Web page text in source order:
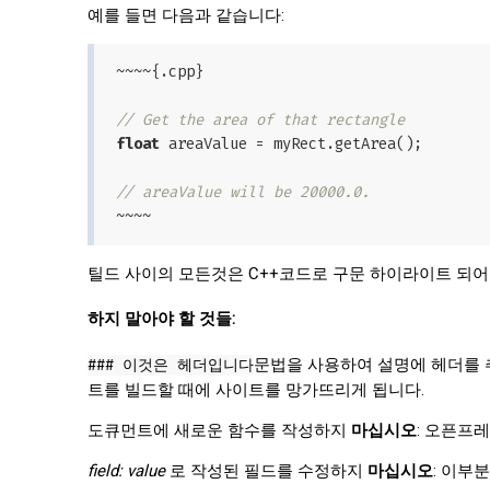
예를 들면 다음과 같습니다:
~~~~{.cpp}
// Get the area of that rectangle
float areaValue = myRect.getArea();
// areaValue will be 20000.0.
틸드 사이의 모든것은 C++코드로 구문 하이라이트 되
하지 말아야 할 것들:
### 이것은 헤더입니다문법을 사용하여 설명에 헤더를
트를 빌드할 때에 사이트를 망가뜨리게 됩니다.
도큐먼트에 새로운 함수를 작성하지 마십시오: 오픈프
field: value로 작성된 필드를 수정하지 마십시오: 이부